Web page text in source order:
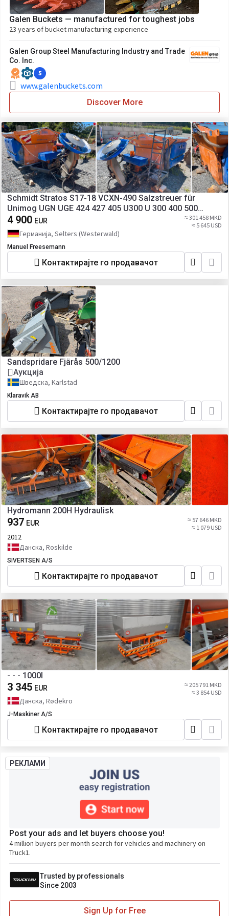
Galen Buckets — manufactured for toughest jobs
23 years of bucket manufacturing experience
Galen Group Steel Manufacturing Industry and Trade
Co. Inc.
5
www.galenbuckets.com
Discover More
Schmidt Stratos S17-18 VCXN-490 Salzstreuer für
Unimog UGN UGE 424 427 405 U300 U 300 400 500
MERCEDES-BENZ 218 219 318 323 423 427 327 430 429
430 435 Salzsilo Streuautomat Winterdienst
4 900 EUR
≈ 301 458 MKD
≈ 5 645 USD
Германија, Selters (Westerwald)
Manuel Freesemann
Контактирајте го продавачот
Sandspridare Fjärås 500/1200
Аукција
Шведска, Karlstad
Klaravik AB
Контактирајте го продавачот
Hydromann 200H Hydraulisk
937 EUR
≈ 57 646 MKD
≈ 1 079 USD
2012
Данска, Roskilde
SIVERTSEN A/S
Контактирајте го продавачот
- - - 1000l
3 345 EUR
≈ 205 791 MKD
≈ 3 854 USD
Данска, Rødekro
J-Maskiner A/S
Контактирајте го продавачот
РЕКЛАМИ
Post your ads and let buyers choose you!
4 million buyers per month search for vehicles and machinery on
Truck1.
Trusted by professionals
Since 2003
Sign Up for Free